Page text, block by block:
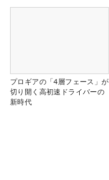
プロギアの「4層フェース」が
切り開く高初速ドライバーの
新時代